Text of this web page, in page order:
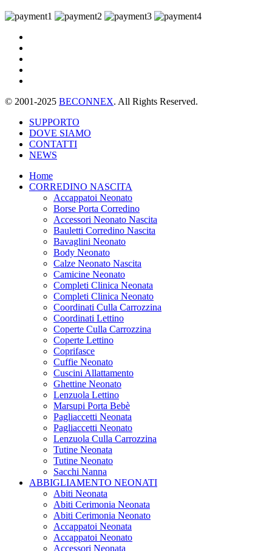
© 2001-2025 BECONNEX. All Rights Reserved.
SUPPORTO
DOVE SIAMO
CONTATTI
NEWS
Home
CORREDINO NASCITA
Accappatoi Neonato
Borse Porta Corredino
Accessori Neonato Nascita
Bauletti Corredino Nascita
Bavaglini Neonato
Body Neonato
Calze Neonato Nascita
Camicine Neonato
Completi Clinica Neonata
Completi Clinica Neonato
Coordinati Culla Carrozzina
Coordinati Lettino
Coperte Culla Carrozzina
Coperte Lettino
Coprifasce
Cuffie Neonato
Cuscini Allattamento
Ghettine Neonato
Lenzuola Lettino
Marsupi Porta Bebè
Pagliaccetti Neonata
Pagliaccetti Neonato
Lenzuola Culla Carrozzina
Tutine Neonata
Tutine Neonato
Sacchi Nanna
ABBIGLIAMENTO NEONATI
Abiti Neonata
Abiti Cerimonia Neonata
Abiti Cerimonia Neonato
Accappatoi Neonata
Accappatoi Neonato
Accessori Neonata